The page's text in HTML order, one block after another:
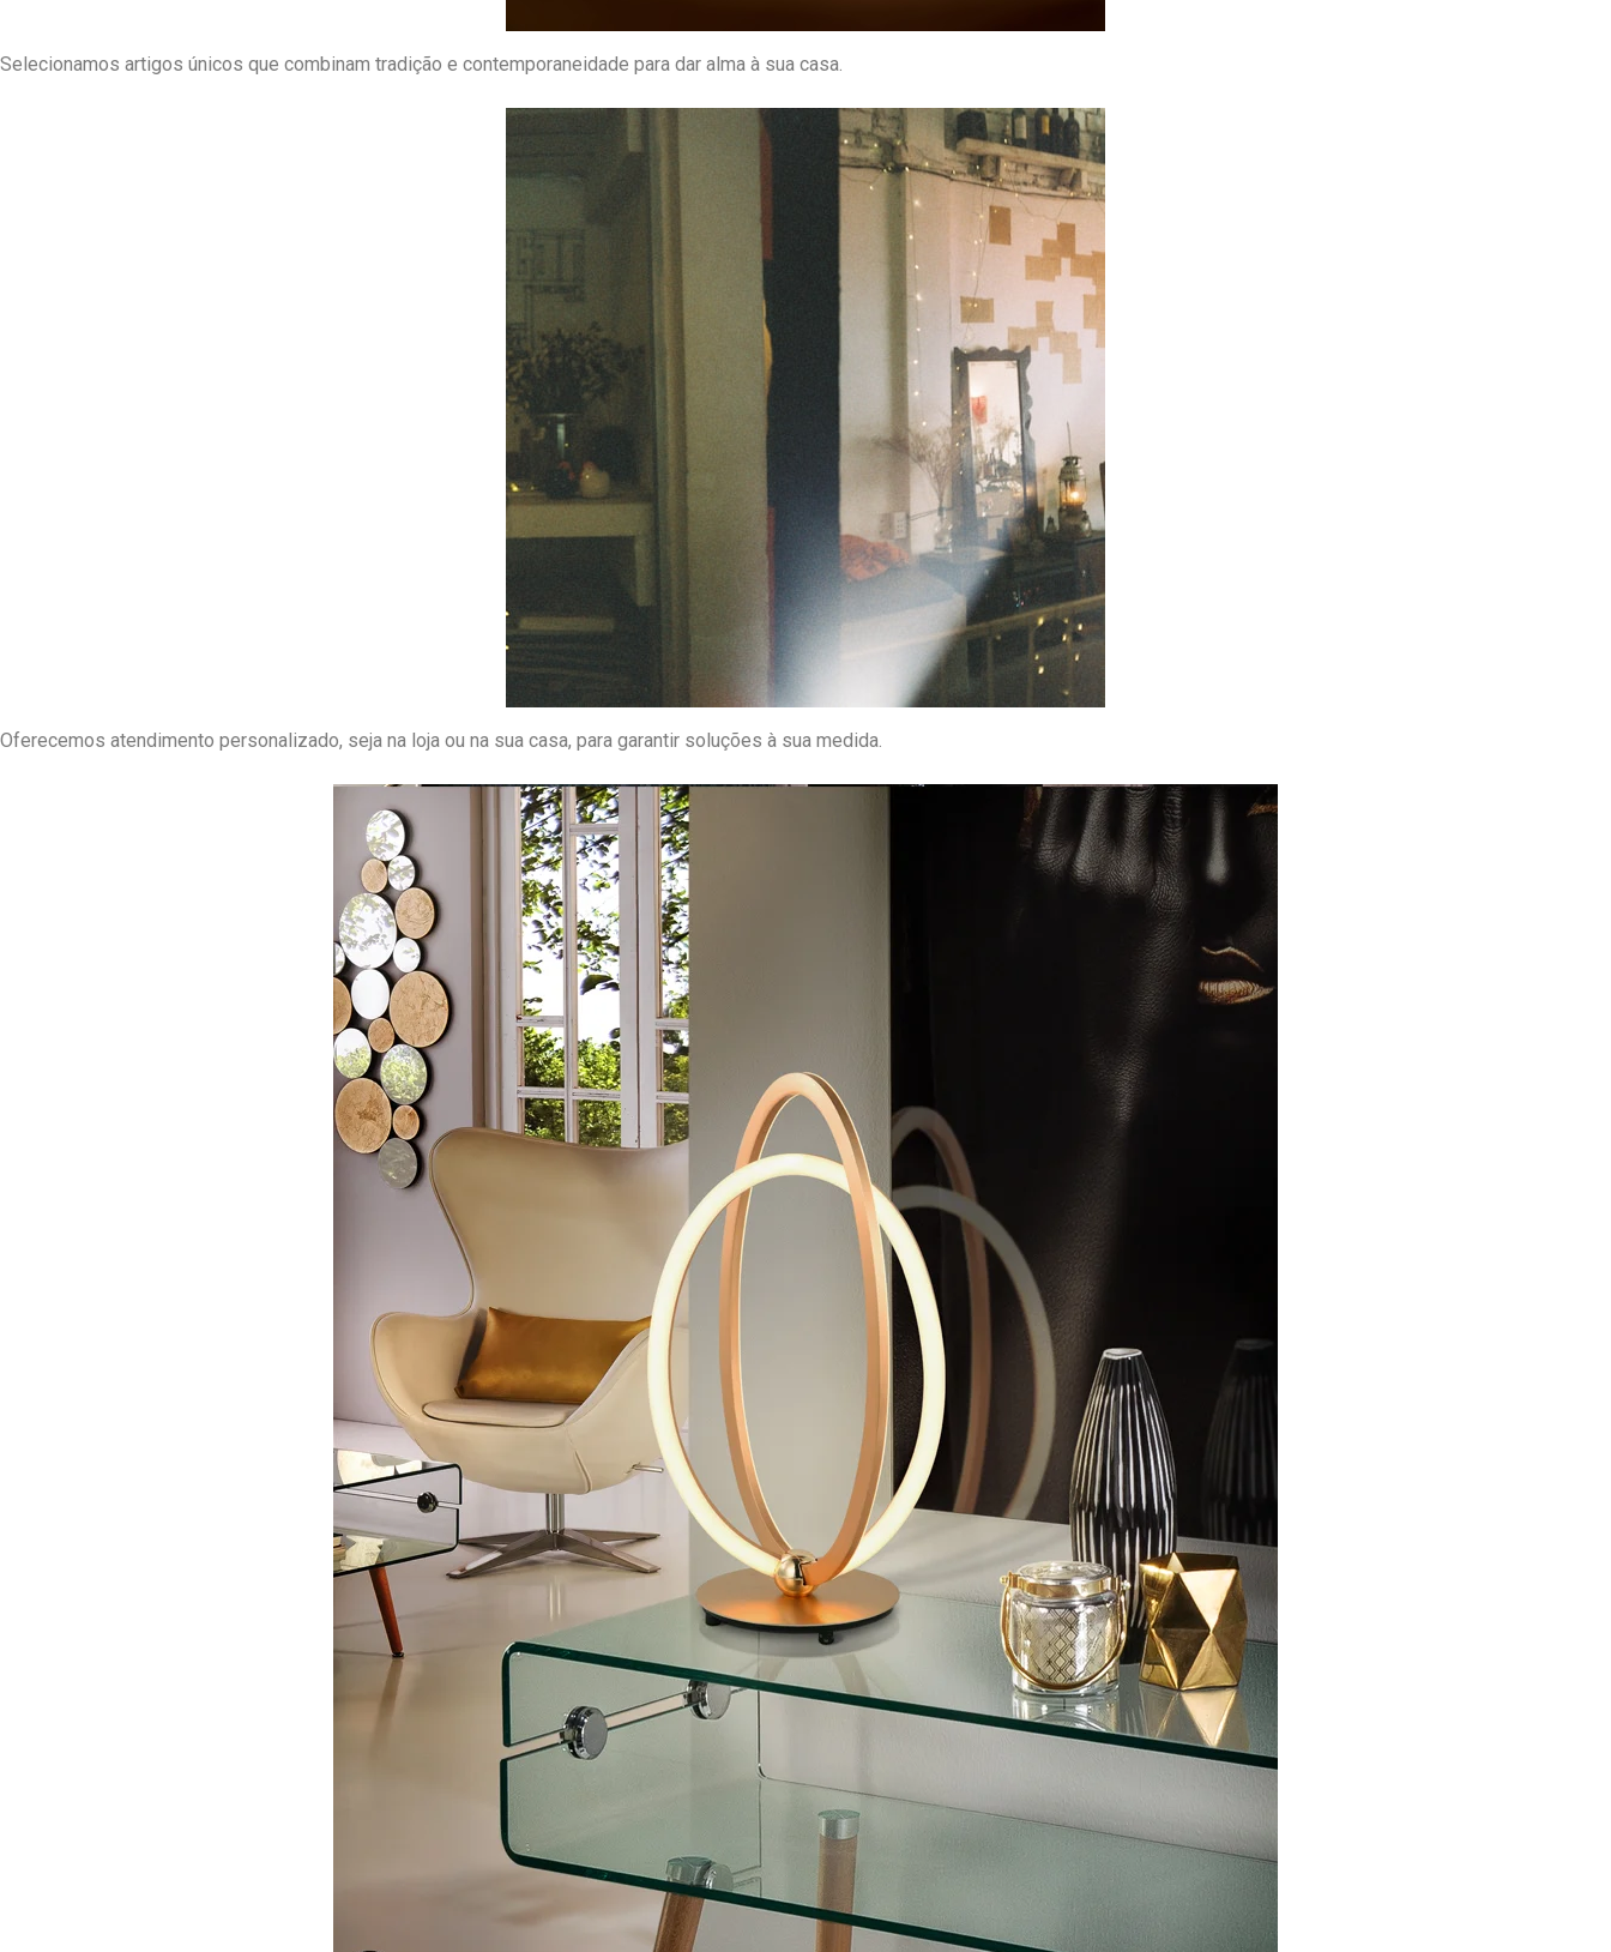
Selecionamos artigos únicos que combinam tradição e contemporaneidade para dar alma à sua casa.
Oferecemos atendimento personalizado, seja na loja ou na sua casa, para garantir soluções à sua medida.